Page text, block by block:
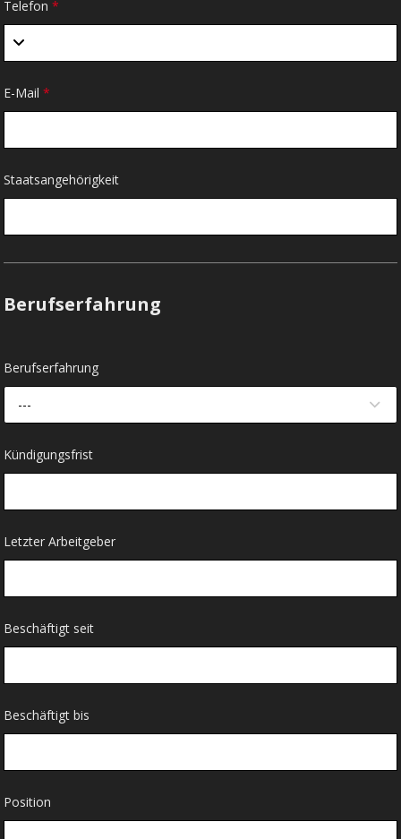
Telefon*
E-Mail*
Staatsangehörigkeit
Berufserfahrung
Berufserfahrung
---
Kündigungsfrist
Letzter Arbeitgeber
Beschäftigt seit
Beschäftigt bis
Position